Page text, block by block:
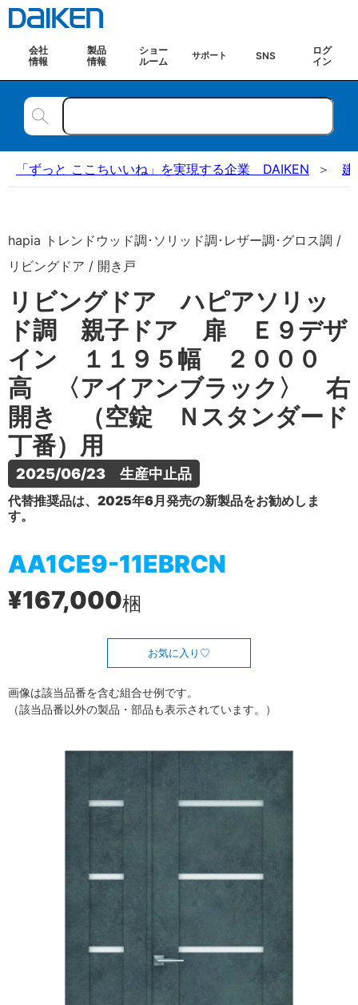
会社
情報
製品
情報
ショー
ルーム
サポート SNS
ログ
イン
「ずっと ここちいいね」を実現する企業 DAIKEN 建
hapia トレンドウッド調･ソリッド調･レザー調･グロス調 /
リビングドア / 開き戸
リビングドア ハピアソリッ
ド調 親子ドア 扉 Ｅ９デザ
イン １１９５幅 ２０００
高 〈アイアンブラック〉 右
開き （空錠 Ｎスタンダード
丁番）用
2025/06/23　生産中止品
代替推奨品は、2025年6月発売の新製品をお勧めしま
す。
AA1CE9-11EBRCN
¥167,000梱
お気に入り
画像は該当品番を含む組合せ例です。
（該当品番以外の製品・部品も表示されています。）